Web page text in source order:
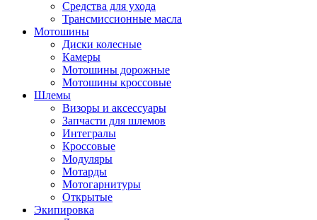
Средства для ухода
Трансмиссионные масла
Мотошины
Диски колесные
Камеры
Мотошины дорожные
Мотошины кроссовые
Шлемы
Визоры и аксессуары
Запчасти для шлемов
Интегралы
Кроссовые
Модуляры
Мотарды
Мотогарнитуры
Открытые
Экипировка